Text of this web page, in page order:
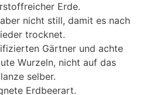
Erde.
nicht still, damit es nach
trocknet.
Gärtner und achte
Wurzeln, nicht auf das
selber.
Erdbeerart.